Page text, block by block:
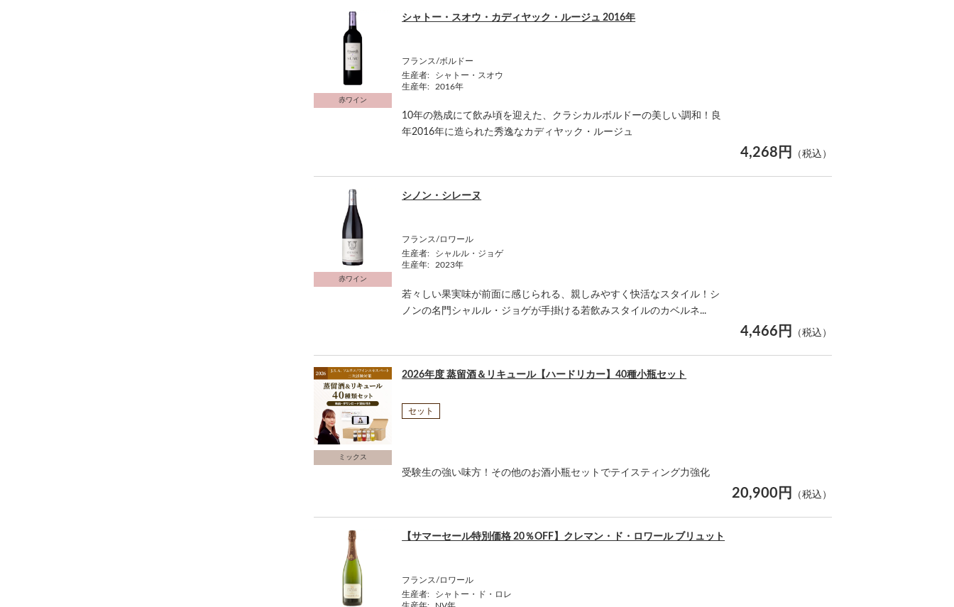
赤ワイン
フランス/ボルドー
シャトー・スオウ・カディヤック・ルージュ 2016年
生産者:
シャトー・スオウ
生産年:
2016年
10年の熟成にて飲み頃を迎えた、クラシカルボルドーの美しい調和！良
年2016年に造られた秀逸なカディヤック・ルージュ
4,268円 （税込）
赤ワイン
フランス/ロワール
シノン・シレーヌ
生産者:
シャルル・ジョゲ
生産年:
2023年
若々しい果実味が前面に感じられる、親しみやすく快活なスタイル！シ
ノンの名門シャルル・ジョゲが手掛ける若飲みスタイルのカベルネ...
4,466円 （税込）
ミックス
セット
2026年度 蒸留酒＆リキュール【ハードリカー】40種小瓶セット
受験生の強い味方！その他のお酒小瓶セットでテイスティング力強化
20,900円 （税込）
フランス/ロワール
【サマーセール特別価格 20％OFF】クレマン・ド・ロワール ブリュット
生産者:
シャトー・ド・ロレ